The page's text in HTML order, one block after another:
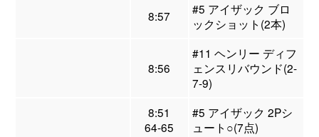
8:57
#5 アイザック ブロ
ックショット(2本)
8:56
#11 ヘンリー ディフ
ェンスリバウンド(2-
7-9)
8:51
64-65
#5 アイザック 2Pシ
ュート○(7点)